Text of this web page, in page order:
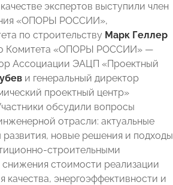
экспертов выступили член
«ОПОРЫ РОССИИ»,
по строительству Марк Геллер
Комитета «ОПОРЫ РОССИИ» —
Ассоциации ЭАЦП «Проектный
и генеральный директор
проектный центр»
обсудили вопросы
отрасли: актуальные
новые решения и подходы
строительными
стоимости реализации
качества, энергоэффективности и